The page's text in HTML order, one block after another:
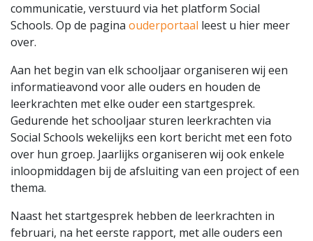
communicatie, verstuurd via het platform Social
Schools. Op de pagina ouderportaal leest u hier meer
over.
Aan het begin van elk schooljaar organiseren wij een
informatieavond voor alle ouders en houden de
leerkrachten met elke ouder een startgesprek.
Gedurende het schooljaar sturen leerkrachten via
Social Schools wekelijks een kort bericht met een foto
over hun groep. Jaarlijks organiseren wij ook enkele
inloopmiddagen bij de afsluiting van een project of een
thema.
Naast het startgesprek hebben de leerkrachten in
februari, na het eerste rapport, met alle ouders een